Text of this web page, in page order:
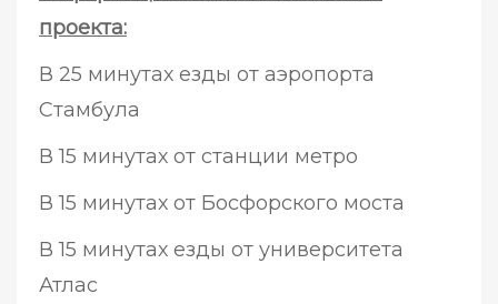
проекта:
В 25 минутах езды от аэропорта
Стамбула
В 15 минутах от станции метро
В 15 минутах от Босфорского моста
В 15 минутах езды от университета
Атлас